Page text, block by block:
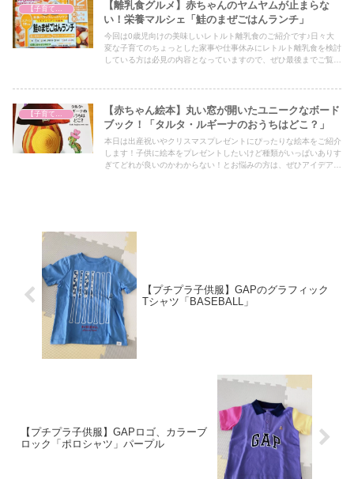
【子育て奮闘記】
【離乳食グルメ】赤ちゃんのヤムヤムが止まらな
い！栄養マルシェ「鮭のまぜごはんランチ」
今回は0歳児向けの美味しいレトルト離乳食のご紹介です♪日々大
変な子育てのちょっとした家事や仕事休みにレトルト離乳食を検討
している方は必見の内容となっていますので、ぜひ最後までご覧く
【子育て奮闘記】
【赤ちゃん絵本】丸い窓が開いたユニークなボード
ブック！「タルタ・ルギーナのおうちはどこ？」
本日は出産祝いやクリスマスプレゼントにぴったりな絵本をご紹介
します！子供に絵本をプレゼントしたいけど種類がいっぱいありす
ぎてどれが良いのかわからない！とお悩みの方は、ぜひアイデアの
【プチプラ子供服】GAPのグラフィック
Tシャツ「BASEBALL」
【プチプラ子供服】GAPロゴ、カラーブ
ロック「ポロシャツ」パープル